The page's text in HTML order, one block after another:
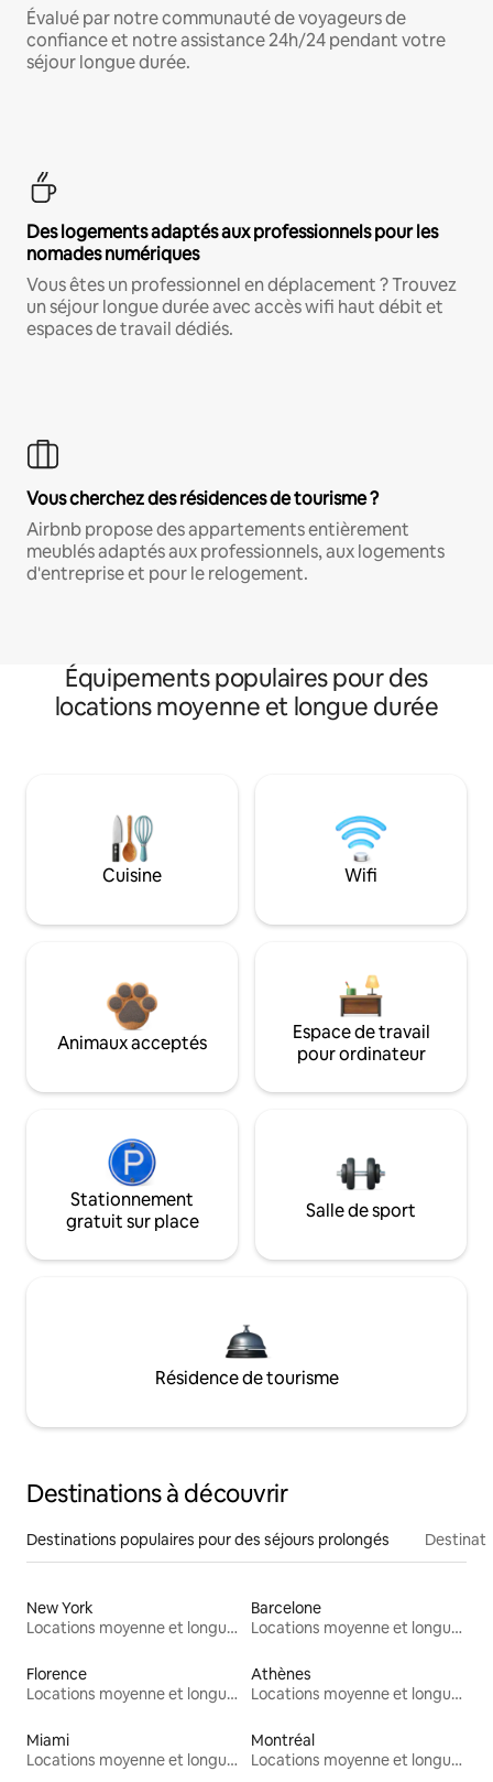
Évalué par notre communauté de voyageurs de
confiance et notre assistance 24h/24 pendant votre
séjour longue durée.
Des logements adaptés aux professionnels pour les
nomades numériques
Vous êtes un professionnel en déplacement ? Trouvez
un séjour longue durée avec accès wifi haut débit et
espaces de travail dédiés.
Vous cherchez des résidences de tourisme ?
Airbnb propose des appartements entièrement
meublés adaptés aux professionnels, aux logements
d'entreprise et pour le relogement.
Équipements populaires pour des
locations moyenne et longue durée
Cuisine Wifi
Animaux acceptés
Espace de travail
pour ordinateur
Stationnement
gratuit sur place
Salle de sport
Résidence de tourisme
Destinations à découvrir
Destinations populaires pour des séjours prolongés
New York
Locations moyenne et longue durée
Barcelone
Locations moyenne et longue durée
Florence
Locations moyenne et longue durée
Athènes
Locations moyenne et longue durée
Miami
Locations moyenne et longue durée
Montréal
Locations moyenne et longue durée